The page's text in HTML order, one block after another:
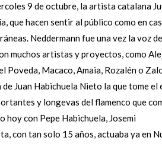
9 de octubre, la artista catalana
que hacen sentir al público como en
Neddermann fue una vez la voz
muchos artistas y proyectos, como
Poveda, Macaco, Amaia, Rozalén o
Juan Habichuela Nieto la que tome
y longevas del flamenco que
hoy con Pepe Habichuela, Josemi
con tan solo 15 años, actuaba ya en